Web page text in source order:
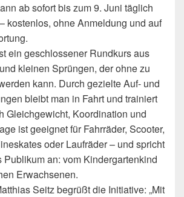
ab sofort bis zum 9. Juni täglich
kostenlos, ohne Anmeldung und auf
ein geschlossener Rundkurs aus
kleinen Sprüngen, der ohne zu
kann. Durch gezielte Auf- und
bleibt man in Fahrt und trainiert
Gleichgewicht, Koordination und
ist geeignet für Fahrräder, Scooter,
oder Laufräder – und spricht
Publikum an: vom Kindergartenkind
Erwachsenen.
Seitz begrüßt die Initiative: „Mit